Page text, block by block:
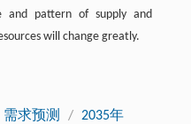
and pattern of supply and
will change greatly.
需求预测 / 2035年